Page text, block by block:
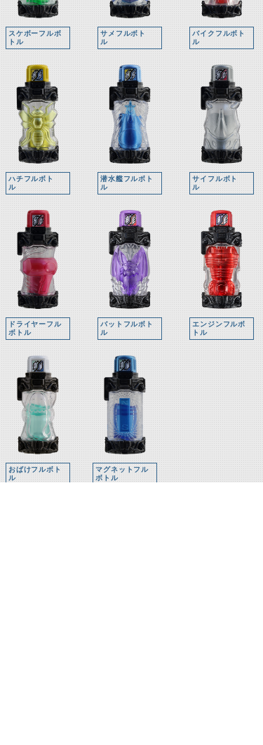
スケボーフルボ
トル
サメフルボト
ル
バイクフルボト
ル
ハチフルボト
ル
潜水艦フルボト
ル
サイフルボト
ル
ドライヤーフル
ボトル
バットフルボト
ル
エンジンフルボ
トル
おばけフルボト
ル
マグネットフル
ボトル